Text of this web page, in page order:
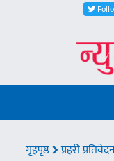
गृहपृष्ठ प्रहरी